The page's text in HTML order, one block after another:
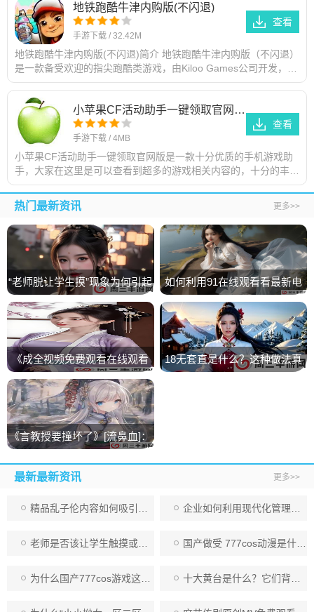
地铁跑酷牛津内购版(不闪退)
手游下载 / 32.42M
查看
地铁跑酷牛津内购版(不闪退)简介 地铁跑酷牛津内购版（不闪退）
是一款备受欢迎的指尖跑酷类游戏，由Kiloo Games公司开发，并
于2012年在iOS和Android平台上发布。游戏以地铁轨道为背景，
小苹果CF活动助手一键领取官网版下载
手游下载 / 4MB
查看
小苹果CF活动助手一键领取官网版是一款十分优质的手机游戏助
手，大家在这里是可以查看到超多的游戏相关内容的，十分的丰
富，各种不同的资讯都有。还有超多的游戏活动内容，很多福利带
给大家的，感兴趣的小伙伴赶紧
热门最新资讯 更多>>
“老师脱让学生摸”现象为何引起
热议？家长与教育者该如何应
对？
如何利用91在线观看看最新电
影？揭秘91在线观看平台的独
特优势与使用技巧！
《成全视频免费观看在线观看
第14集预告》免费下载地址分
享
18无套直是什么？这种做法真
《言教授要撞坏了》[流鼻血]：
一部荒诞搞笑背后蕴含人生哲
最新最新资讯 更多>>
精品乱子伦内容如何吸引用户注意？：从情感共鸣到深度剧情的独特魅力 企业如何利用现代化管理方法提升工作效率与团队合作，获得更大成功
老师是否该让学生触摸或亲密互动？教育理念与伦理底线该如何把握：如何避免“脱让学生摸动态”带来的争议？ 国产做受 777cos动漫是什么？为何越来越多的动漫作品开始融入cosplay元素？
为什么国产777cos游戏这么受欢迎？探索游戏成功背后的原因：创新与用户体验 十大黄台是什么？它们背后的历史、文化和未来发展如何影响我们的认知